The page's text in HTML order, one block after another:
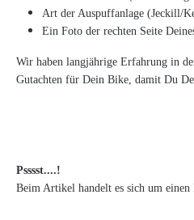
Art der Auspuffanlage (Jeckill/
Ein Foto der rechten Seite
Wir haben langjährige Erfahrung in
Gutachten für Dein Bike, damit Du
Psssst....!
Beim Artikel handelt es sich um einen